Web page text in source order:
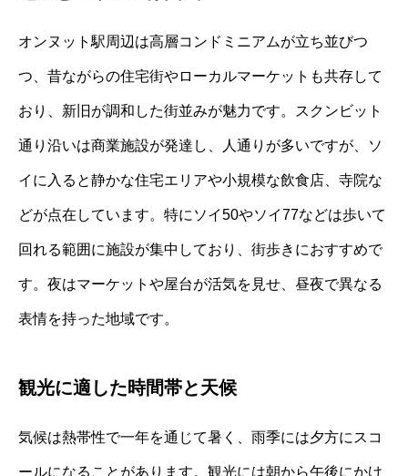
オンヌット駅周辺は高層コンドミニアムが立ち並びつ
つ、昔ながらの住宅街やローカルマーケットも共存して
おり、新旧が調和した街並みが魅力です。スクンビット
通り沿いは商業施設が発達し、人通りが多いですが、ソ
イに入ると静かな住宅エリアや小規模な飲食店、寺院な
どが点在しています。特にソイ50やソイ77などは歩いて
回れる範囲に施設が集中しており、街歩きにおすすめで
す。夜はマーケットや屋台が活気を見せ、昼夜で異なる
表情を持った地域です。
観光に適した時間帯と天候
気候は熱帯性で一年を通じて暑く、雨季には夕方にスコ
ールになることがあります。観光には朝から午後にかけ